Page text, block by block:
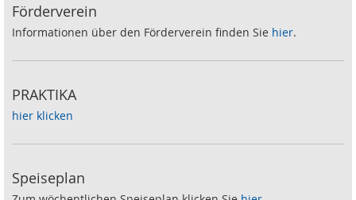
Förderverein
Informationen über den Förderverein finden Sie hier.
PRAKTIKA
hier klicken
Speiseplan